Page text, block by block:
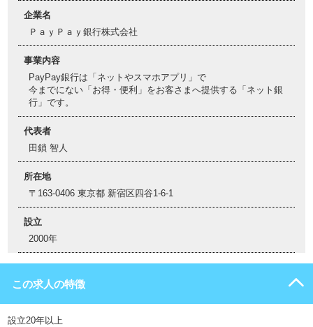
企業名
ＰａｙＰａｙ銀行株式会社
事業内容
PayPay銀行は「ネットやスマホアプリ」で
今までにない「お得・便利」をお客さまへ提供する「ネット銀
行」です。
代表者
田鎖 智人
所在地
〒163-0406 東京都 新宿区四谷1-6-1
設立
2000年
この求人の特徴
設立20年以上